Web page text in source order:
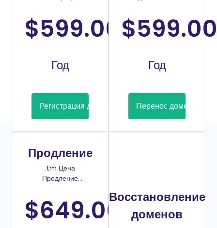
$599.00 /
Год
Регистрация домена
$599.00
Год
Перенос домена
Продление
.tm Цена
Продление
$649.00Восстановление
доменов